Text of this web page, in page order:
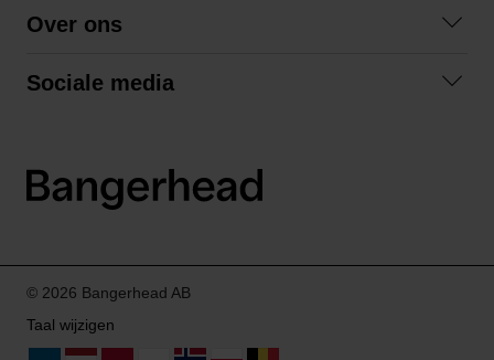
Algemene voorwaarden
Over ons
Sociale media
LinkedIn
© 2026 Bangerhead AB
Taal wijzigen